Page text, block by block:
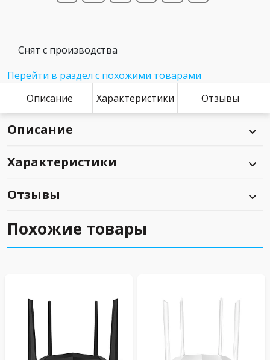
Снят с производства
Перейти в раздел с похожими товарами
Описание
Характеристики Отзывы
Описание
Характеристики
Отзывы
Похожие товары